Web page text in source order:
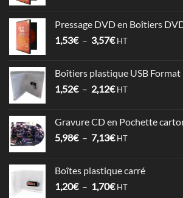
6,78€
à
Pressage DVD en Boîtiers
1,53€ – 3,57€Plage
1,53€
à
HT
Boîtiers plastique USB Format
1,52€ – 2,12€Plage
1,52€
à
HT
Gravure CD en Pochette
5,98€ – 7,13€Plage
5,98€
à
HT
Boîtes plastique carré
1,20€ – 1,70€Plage
HT